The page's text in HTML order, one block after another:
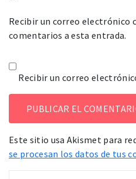
Recibir un correo electrónico
comentarios a esta entrada.
Recibir un correo
Este sitio usa Akismet para
se procesan los datos de tus